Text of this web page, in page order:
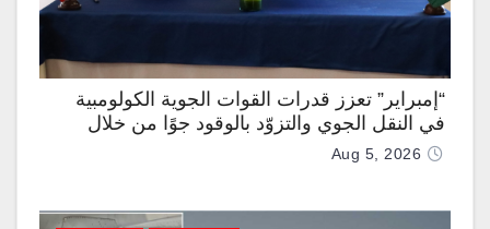
“إمبراير” تعزز قدرات القوات الجوية الكولومبية
في النقل الجوي والتزوّد بالوقود جوًا من خلال
تزويدها بطائرتي “كيه سي-390 ميلينيوم”
Aug 5, 2026